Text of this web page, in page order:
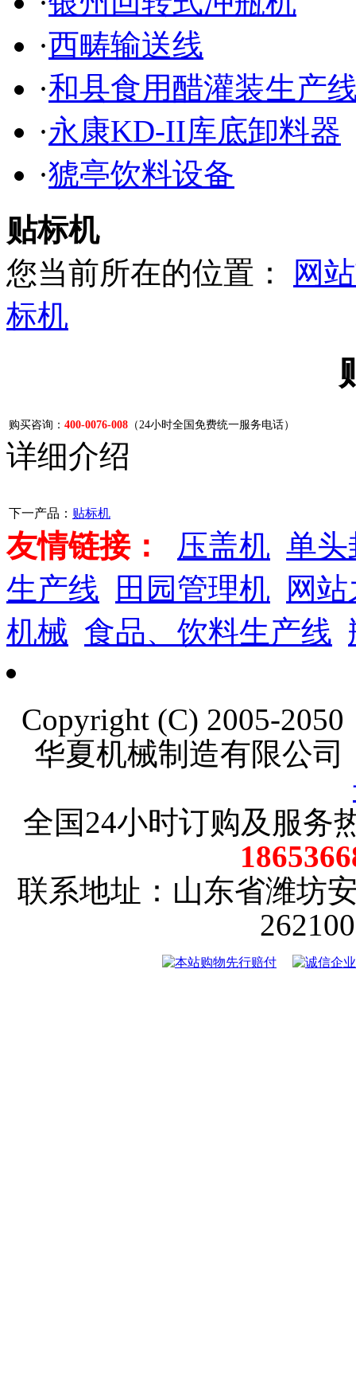
·西畴输送线
·和县食用醋灌装生产
·永康KD-II库底卸料器
·猇亭饮料设备
贴标机
您当前所在的位置：
网
标机
购买咨询： 400-0076-008 （24小时全国免费统一服务电话）
详细介绍
下一产品： 贴标机
友情链接： 压盖机 单头
生产线
田园管理机
网
机械 食品、饮料生产线
Copyright (C) 2005-
华夏机械制造有限公
全国24小时订购及服务
联系地址：山东省潍坊